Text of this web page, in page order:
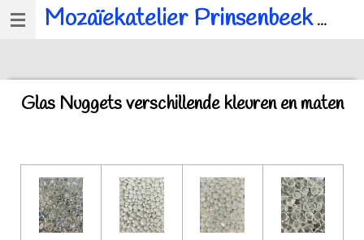
Ga
direct
de
hoofdinhoud
Mozaïekatelier Prinsenbeekvoor al u mozaïek, workshops en kinderfeestjes.
Glas Nuggets verschillende kleuren en maten